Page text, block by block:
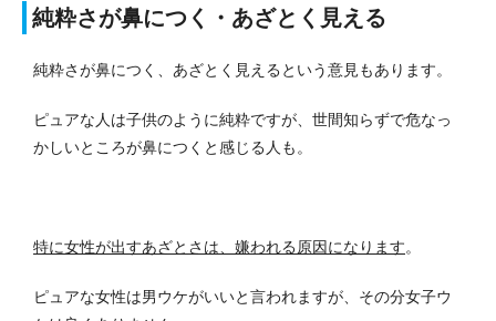
純粋さが鼻につく・あざとく見える
純粋さが鼻につく、あざとく見えるという意見もあります。
ピュアな人は子供のように純粋ですが、世間知らずで危なっ
かしいところが鼻につくと感じる人も。
特に女性が出すあざとさは、嫌われる原因になります。
ピュアな女性は男ウケがいいと言われますが、その分女子ウ